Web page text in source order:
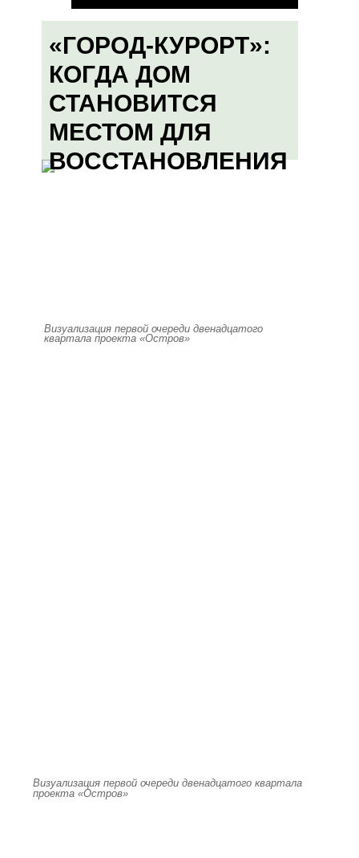
«ГОРОД-КУРОРТ»:
КОГДА ДОМ
СТАНОВИТСЯ
МЕСТОМ ДЛЯ
ВОССТАНОВЛЕНИЯ
Визуализация первой очереди двенадцатого
квартала проекта «Остров»
Визуализация первой очереди двенадцатого квартала
проекта «Остров»